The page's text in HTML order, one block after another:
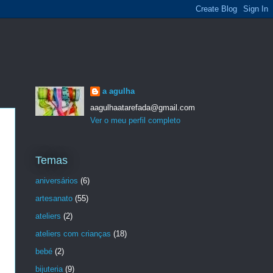
a agulha
aagulhaatarefada@gmail.com
Ver o meu perfil completo
Temas
aniversários (6)
artesanato (55)
ateliers (2)
ateliers com crianças (18)
bebé (2)
bijuteria (9)